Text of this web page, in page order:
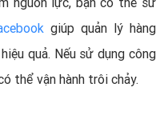
giúp quản lý hàng
quả. Nếu sử dụng công
thể vận hành trôi chảy.